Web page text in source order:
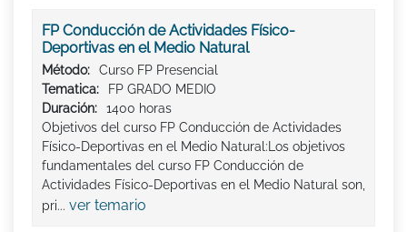
FP Conducción de Actividades Físico-
Deportivas en el Medio Natural
Método:
Curso FP Presencial
Tematica:
FP GRADO MEDIO
Duración:
1400 horas
Objetivos del curso FP Conducción de Actividades
Físico-Deportivas en el Medio Natural:Los objetivos
fundamentales del curso FP Conducción de
Actividades Físico-Deportivas en el Medio Natural son,
pri... ver temario